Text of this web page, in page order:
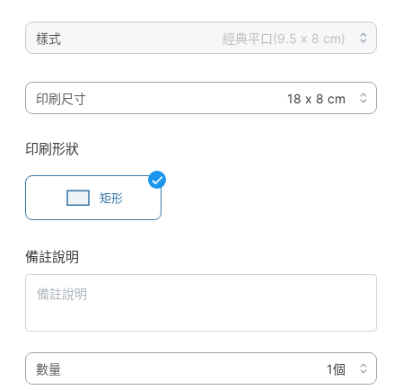
樣式
印刷尺寸
印刷形狀
矩形
備註說明
數量